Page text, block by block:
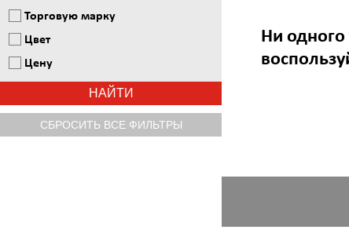
Торговую марку
Цвет
Цену
Ни одного